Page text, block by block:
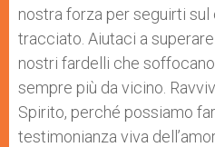
nostra forza per seguirti sul
tracciato. Aiutaci a
nostri fardelli che
sempre più da vicino.
Spirito, perché possiamo
testimonianza viva